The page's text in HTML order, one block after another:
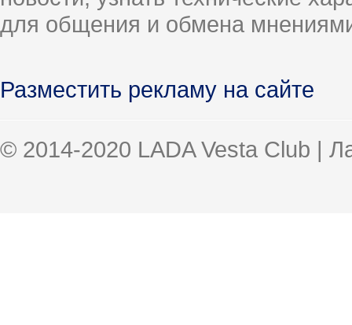
для общения и обмена
Разместить рекламу на сайте
© 2014-2020 LADA Vesta Club |